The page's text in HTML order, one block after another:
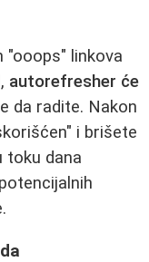
"ooops" linkova
autorefresher će
da radite. Nakon
i brišete
toku dana